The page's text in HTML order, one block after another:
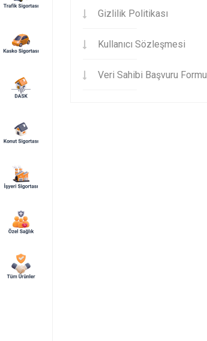
Gizlilik Politikası
Kullanıcı Sözleşmesi
Veri Sahibi Başvuru Formu